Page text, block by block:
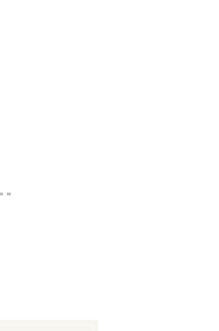
＝